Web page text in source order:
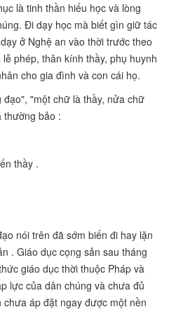
là tinh thần hiếu học và lòng
Đi dạy học mà biết gìn giữ tác
ở Nghệ an vào thời trước theo
phép, thân kính thầy, phụ huynh
cho gia đình và con cái họ.
"một chữ là thầy, nửa chữ
thường bảo :
thầy .
nói trên đã sớm biến đi hay lặn
. Giáo dục cọng sản sau tháng
giáo dục thời thuộc Pháp và
lực của dân chúng và chưa đủ
áp đặt ngay được một nền